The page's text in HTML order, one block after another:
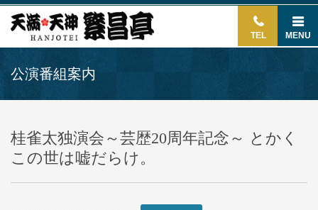
TEL MENU
公演番組案内
桂雀太独演会～芸歴20周年記念～ とかく
この世は嘘だらけ。